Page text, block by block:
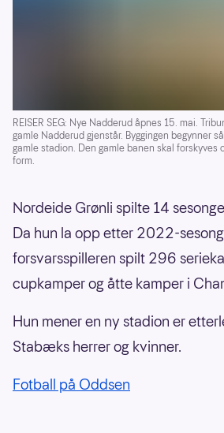
REISER SEG: Nye Nadderud åpnes 15. mai.
gamle Nadderud gjenstår. Byggingen begynner
gamle stadion. Den gamle banen skal forskyves
form.
Nordeide Grønli spilte 14
Da hun la opp etter 2022-
forsvarsspilleren spilt 296
cupkamper og åtte kamper i
Hun mener en ny stadion er
Stabæks herrer og kvinner.
Fotball på Oddsen